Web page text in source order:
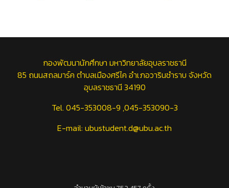
กองพัฒนานักศึกษา มหาวิทยาลัยอุบลราชธานี
85 ถนนสถลมาร์ค ตำบลเมืองศรีไค อำเภอวารินชำราบ จังหวัด
อุบลราชธานี 34190
Tel. 045-353008-9 ,045-353090-3
E-mail: ubustudent.d@ubu.ac.th